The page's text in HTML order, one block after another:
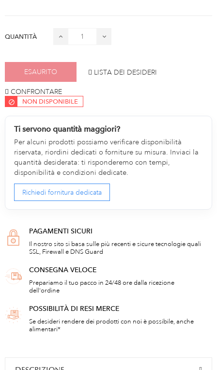
QUANTITÀ
ESAURITO LISTA DEI DESIDERI
CONFRONTARE
NON DISPONIBILE
Ti servono quantità maggiori?
Per alcuni prodotti possiamo verificare disponibilità
riservata, riordini dedicati o forniture su misura. Inviaci la
quantità desiderata: ti risponderemo con tempi,
disponibilità e condizioni dedicate.
Richiedi fornitura dedicata
PAGAMENTI SICURI
Il nostro sito si basa sulle più recenti e sicure tecnologie quali
SSL, Firewall e DNS Guard
CONSEGNA VELOCE
Prepariamo il tuo pacco in 24/48 ore dalla ricezione
dell'ordine
POSSIBILITÀ DI RESI MERCE
Se desideri rendere dei prodotti con noi è possibile, anche
alimentari*